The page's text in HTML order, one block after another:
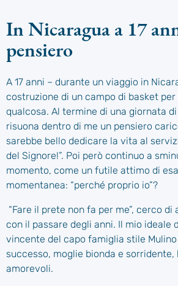
In Nicaragua a 17
pensiero
A 17 anni – durante un viaggio in
costruzione di un campo di basket
qualcosa. Al termine di una giornata
risuona dentro di me un pensiero
sarebbe bello dedicare la vita al
del Signore!”. Poi però continuo a
momento, come un futile attimo di
momentanea: “perché proprio io”?
“Fare il prete non fa per me”, cerco
con il passare degli anni. Il mio ideale
vincente del capo famiglia stile
successo, moglie bionda e sorridente,
amorevoli.